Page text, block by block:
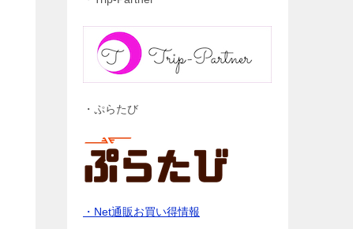
・ぷらたび
・Net通販お買い得情報